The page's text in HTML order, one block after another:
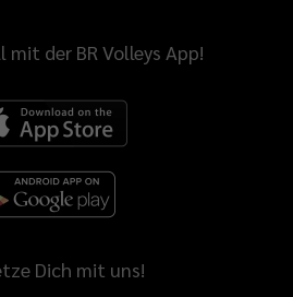
der BR Volleys App!
Dich mit uns!